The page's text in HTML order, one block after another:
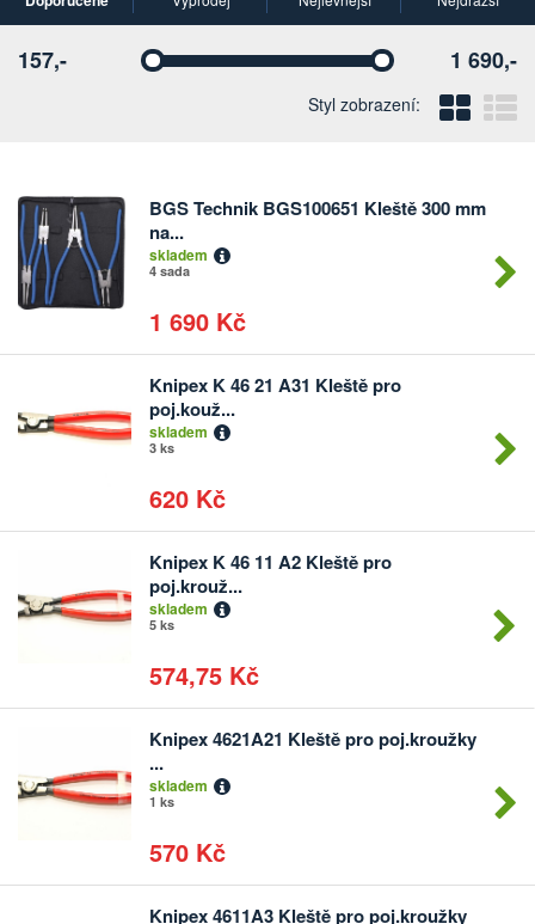
Vyberte Vyberte
157,- 1 690,-
Styl zobrazení:
BGS Technik BGS100651 Kleště 300 mm
na...
skladem
4 sada
1 690 Kč
Počet
Knipex K 46 21 A31 Kleště pro
poj.kouž...
skladem
3 ks
620 Kč
Počet
kusů
Knipex K 46 11 A2 Kleště pro
poj.krouž...
skladem
5 ks
574,75 Kč
Počet
kusů
Knipex 4621A21 Kleště pro poj.kroužky
...
skladem
1 ks
570 Kč
Počet
Knipex 4611A3 Kleště pro poj.kroužky